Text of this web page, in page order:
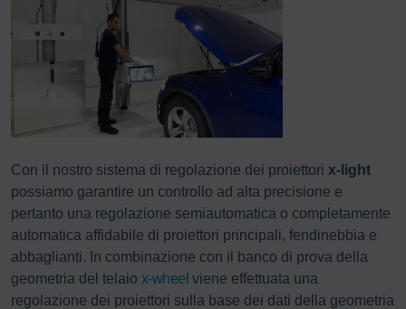
Con il nostro sistema di regolazione dei proiettori x-light
possiamo garantire un controllo ad alta precisione e
pertanto una regolazione semiautomatica o completamente
automatica affidabile di proiettori principali, fendinebbia e
abbaglianti. In combinazione con il banco di prova della
geometria del telaio x-wheel viene effettuata una
regolazione dei proiettori sulla base dei dati della geometria